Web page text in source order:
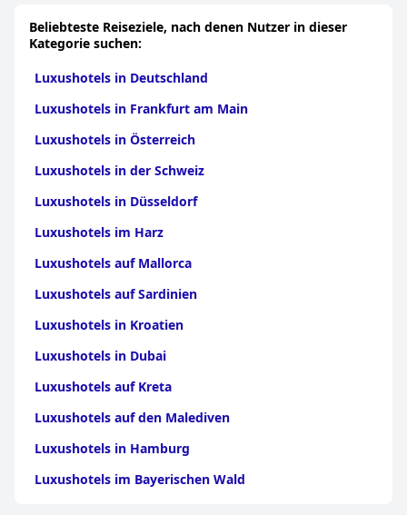
Beliebteste Reiseziele, nach denen Nutzer in dieser
Kategorie suchen:
Luxushotels in Deutschland
Luxushotels in Frankfurt am Main
Luxushotels in Österreich
Luxushotels in der Schweiz
Luxushotels in Düsseldorf
Luxushotels im Harz
Luxushotels auf Mallorca
Luxushotels auf Sardinien
Luxushotels in Kroatien
Luxushotels in Dubai
Luxushotels auf Kreta
Luxushotels auf den Malediven
Luxushotels in Hamburg
Luxushotels im Bayerischen Wald